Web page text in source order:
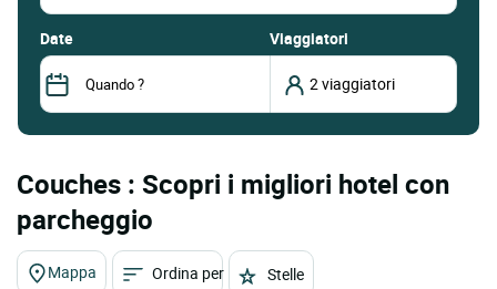
date Viaggiatori
Couches : Scopri i migliori hotel con
parcheggio
Mappa Ordina per Stelle